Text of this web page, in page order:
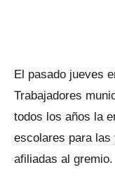
El pasado jueves
Trabajadores
todos los años la
escolares para
afiliadas al gremio.